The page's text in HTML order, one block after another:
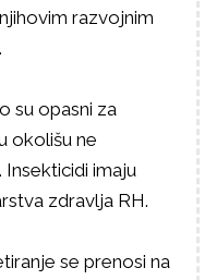
razvojnim
su opasni za
okolišu ne
Insekticidi imaju
zdravlja RH.
se prenosi na